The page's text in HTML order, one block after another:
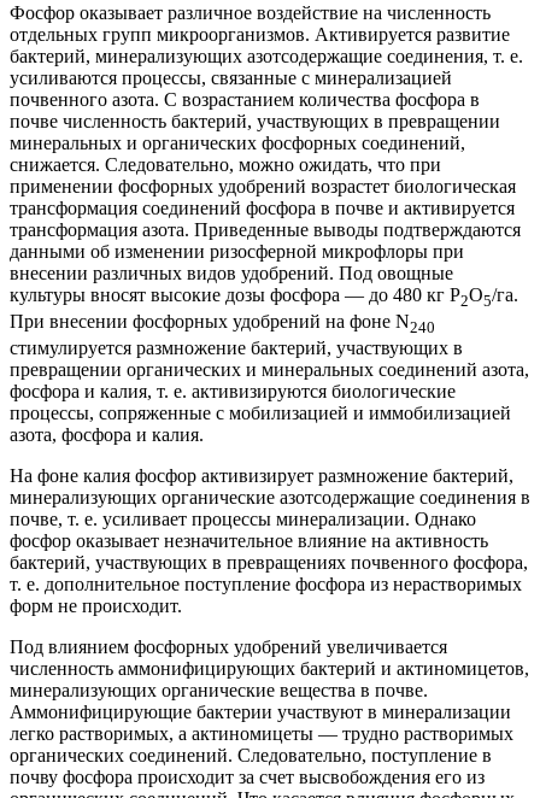
Фосфор оказывает различное воздействие на численность
отдельных групп микроорганизмов. Активируется развитие
бактерий, минерализующих азотсодержащие соединения, т. е.
усиливаются процессы, связанные с минерализацией
почвенного азота. С возрастанием количества фосфора в
почве численность бактерий, участвующих в превращении
минеральных и органических фосфорных соединений,
снижается. Следовательно, можно ожидать, что при
применении фосфорных удобрений возрастет биологическая
трансформация соединений фосфора в почве и активируется
трансформация азота. Приведенные выводы подтверждаются
данными об изменении ризосферной микрофлоры при
внесении различных видов удобрений. Под овощные
культуры вносят высокие дозы фосфора — до 480 кг Р2O5/га.
При внесении фосфорных удобрений на фоне N240
стимулируется размножение бактерий, участвующих в
превращении органических и минеральных соединений азота,
фосфора и калия, т. е. активизируются биологические
процессы, сопряженные с мобилизацией и иммобилизацией
азота, фосфора и калия.
На фоне калия фосфор активизирует размножение бактерий,
минерализующих органические азотсодержащие соединения в
почве, т. е. усиливает процессы минерализации. Однако
фосфор оказывает незначительное влияние на активность
бактерий, участвующих в превращениях почвенного фосфора,
т. е. дополнительное поступление фосфора из нерастворимых
форм не происходит.
Под влиянием фосфорных удобрений увеличивается
численность аммонифицирующих бактерий и актиномицетов,
минерализующих органические вещества в почве.
Аммонифицирующие бактерии участвуют в минерализации
легко растворимых, а актиномицеты — трудно растворимых
органических соединений. Следовательно, поступление в
почву фосфора происходит за счет высвобождения его из